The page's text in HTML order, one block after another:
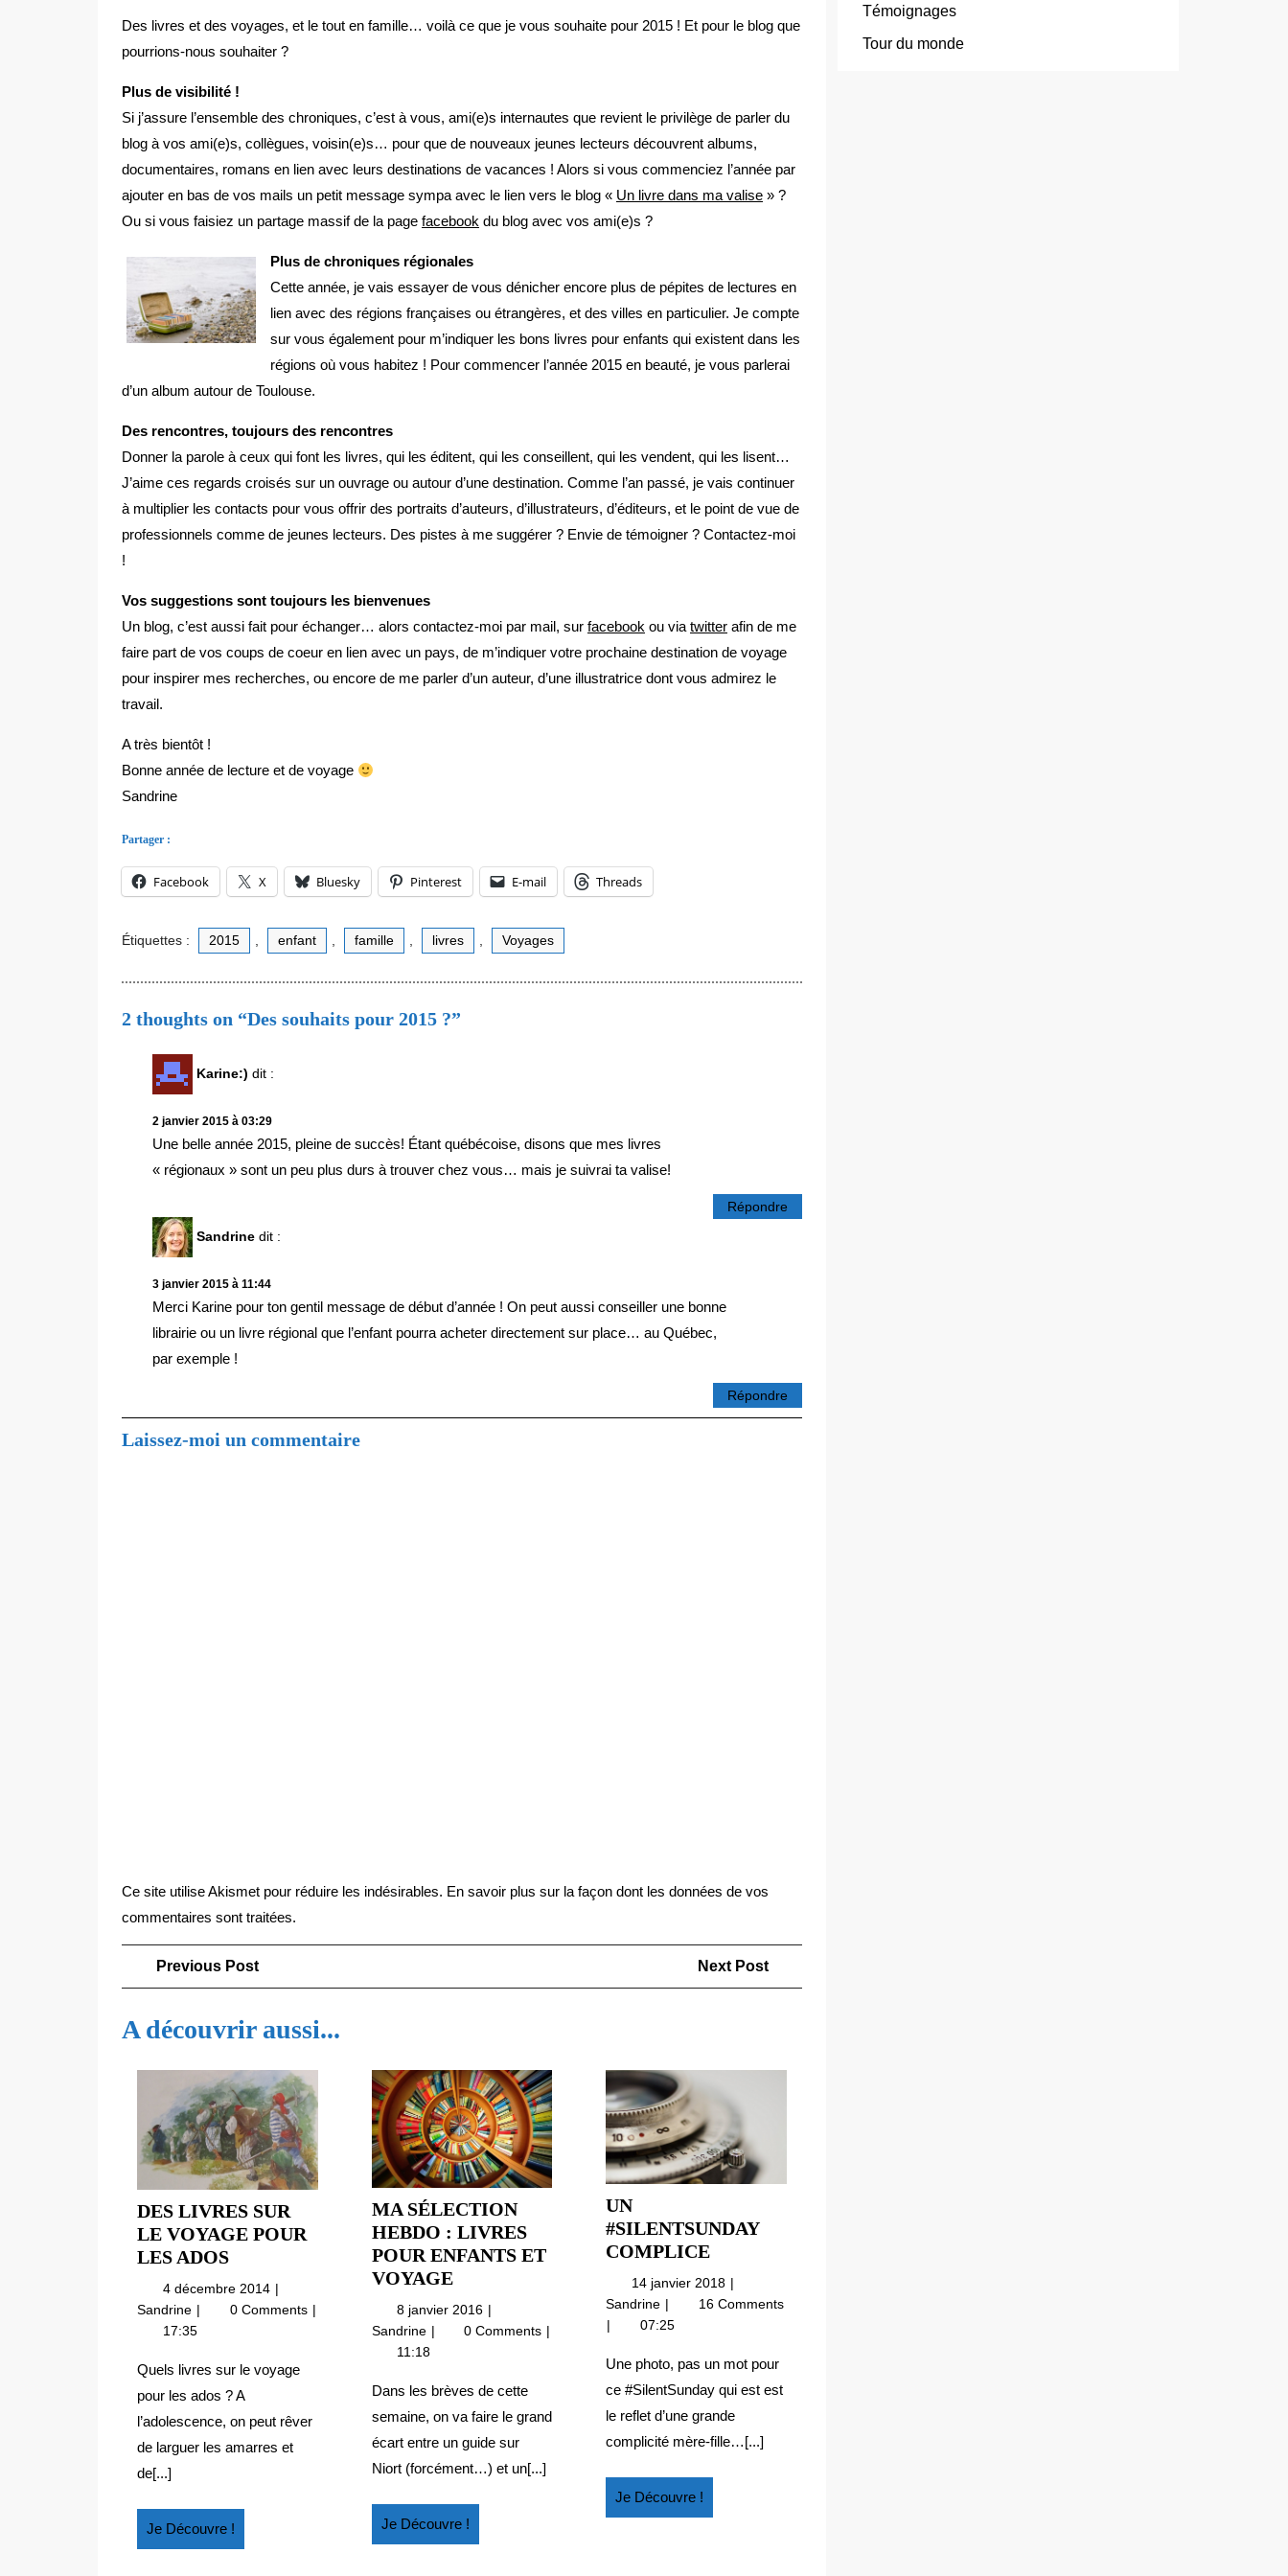
Des livres et des voyages, et le tout en famille… voilà ce que je vous souhaite pour 2015 ! Et pour le blog que
pourrions-nous souhaiter ?
Plus de visibilité !
Si j’assure l’ensemble des chroniques, c’est à vous, ami(e)s internautes que revient le privilège de parler du
blog à vos ami(e)s, collègues, voisin(e)s… pour que de nouveaux jeunes lecteurs découvrent albums,
documentaires, romans en lien avec leurs destinations de vacances ! Alors si vous commenciez l’année par
ajouter en bas de vos mails un petit message sympa avec le lien vers le blog « Un livre dans ma valise » ?
Ou si vous faisiez un partage massif de la page facebook du blog avec vos ami(e)s ?
Plus de chroniques régionales
Cette année, je vais essayer de vous dénicher encore plus de pépites de lectures en
lien avec des régions françaises ou étrangères, et des villes en particulier. Je compte
sur vous également pour m’indiquer les bons livres pour enfants qui existent dans les
régions où vous habitez ! Pour commencer l’année 2015 en beauté, je vous parlerai
d’un album autour de Toulouse.
Des rencontres, toujours des rencontres
Donner la parole à ceux qui font les livres, qui les éditent, qui les conseillent, qui les vendent, qui les lisent…
J’aime ces regards croisés sur un ouvrage ou autour d’une destination. Comme l’an passé, je vais continuer
à multiplier les contacts pour vous offrir des portraits d’auteurs, d’illustrateurs, d’éditeurs, et le point de vue de
professionnels comme de jeunes lecteurs. Des pistes à me suggérer ? Envie de témoigner ? Contactez-moi
!
Vos suggestions sont toujours les bienvenues
Un blog, c’est aussi fait pour échanger… alors contactez-moi par mail, sur facebook ou via twitter afin de me
faire part de vos coups de coeur en lien avec un pays, de m’indiquer votre prochaine destination de voyage
pour inspirer mes recherches, ou encore de me parler d’un auteur, d’une illustratrice dont vous admirez le
travail.
A très bientôt !
Bonne année de lecture et de voyage
Sandrine
Partager :
Facebook X Bluesky Pinterest E-mail Threads
Étiquettes : 2015 enfant famille livres Voyages
2 thoughts on “Des souhaits pour 2015 ?”
Karine:) dit :
2 janvier 2015 à 03:29
Une belle année 2015, pleine de succès! Étant québécoise, disons que mes livres
« régionaux » sont un peu plus durs à trouver chez vous… mais je suivrai ta valise!
Répondre
Sandrine dit :
3 janvier 2015 à 11:44
Merci Karine pour ton gentil message de début d’année ! On peut aussi conseiller une bonne
librairie ou un livre régional que l’enfant pourra acheter directement sur place… au Québec,
par exemple !
Répondre
Laissez-moi un commentaire
Ce site utilise Akismet pour réduire les indésirables. En savoir plus sur la façon dont les données de vos
commentaires sont traitées.
Navigation
de
l’article
Previous PostPrevious
Next Post
A découvrir aussi...
DES LIVRES SUR
LE VOYAGE POUR
LES ADOSDES
LIVRES
SUR
POUR
LES
ADOS
4 décembre 2014 4
décembre
Sandrine Des
livres
le
voyage
les
ados
0 Comments
17:35
Quels livres sur le voyage
pour les ados ? A
l’adolescence, on peut rêver
de larguer les amarres et
de[...]
Je Découvre !
Découvre
MA SÉLECTION
HEBDO : LIVRES
POUR ENFANTS ET
VOYAGEMA
SÉLECTION
HEBDO
POUR
ENFANTS
ET
VOYAGE
8 janvier 2016 8
janvier
Sandrine Ma
sélection
:
enfants
et
0 Comments
11:18
Dans les brèves de cette
semaine, on va faire le grand
écart entre un guide sur
Niort (forcément…) et un[...]
Je Découvre !Je
Découvre
UN
#SILENTSUNDAY
COMPLICEUN
#SILENTSUNDAY
COMPLICE
14 janvier 2018 14
janvier
Sandrine Un
#SilentSunday
16 Comments
07:25
Une photo, pas un mot pour
ce #SilentSunday qui est est
le reflet d’une grande
complicité mère-fille…[...]
Je Découvre !
Découvre
Témoignages
Tour du monde